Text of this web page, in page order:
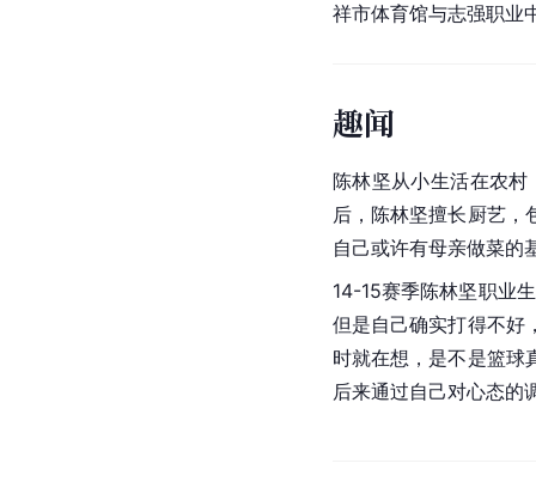
祥市体育馆与志强职业
趣闻
陈林坚从小生活在农
后，陈林坚擅长厨艺，
自己或许有母亲做菜的
14-15赛季陈林坚职业
但是自己确实打得不好
时就在想，是不是篮球
后来通过自己对心态的